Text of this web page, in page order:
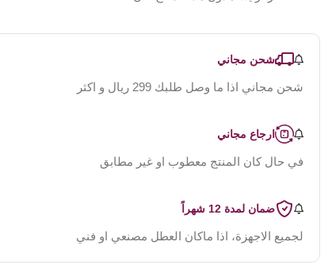
شحن مجاني
شحن مجاني اذا ما وصل طلبك 299 ريال و اكثر
ارجاع مجاني
في حال كان المنتج معطوب او غير مطابق
ضمان لمدة 12 شهراً
لجميع الاجهزة، اذا ماكان العطل مصنعي او فني